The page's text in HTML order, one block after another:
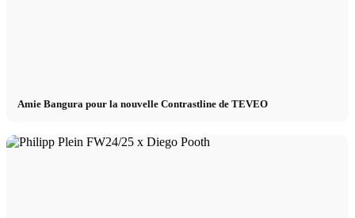
Amie Bangura pour la nouvelle Contrastline de TEVEO